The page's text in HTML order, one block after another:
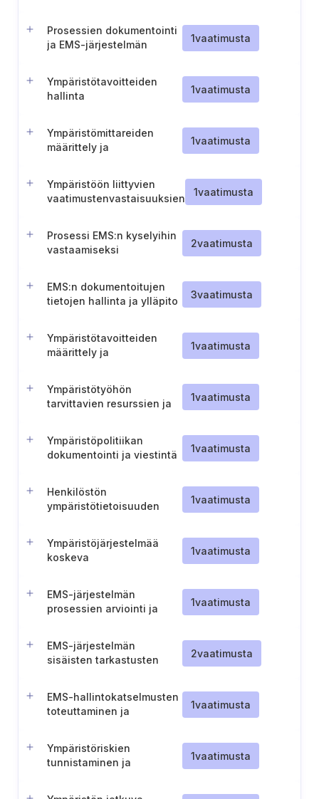
olennaisten kysymysten
tunnistaminen.
Prosessien dokumentointi
ja EMS-järjestelmän
1vaatimusta
Ympäristötavoitteiden
hallinta
1vaatimusta
Ympäristömittareiden
määrittely ja
1vaatimusta
Ympäristöön liittyvien
vaatimustenvastaisuuksien
1vaatimusta
Prosessi EMS:n kyselyihin
vastaamiseksi
2vaatimusta
EMS:n dokumentoitujen
tietojen hallinta ja ylläpito
3vaatimusta
Ympäristötavoitteiden
määrittely ja
1vaatimusta
Ympäristötyöhön
tarvittavien resurssien ja
1vaatimusta
Ympäristöpolitiikan
dokumentointi ja viestintä
1vaatimusta
Henkilöstön
ympäristötietoisuuden
1vaatimusta
Ympäristöjärjestelmää
koskeva
1vaatimusta
EMS-järjestelmän
prosessien arviointi ja
1vaatimusta
EMS-järjestelmän
sisäisten tarkastusten
2vaatimusta
EMS-hallintokatselmusten
toteuttaminen ja
1vaatimusta
Ympäristöriskien
tunnistaminen ja
1vaatimusta